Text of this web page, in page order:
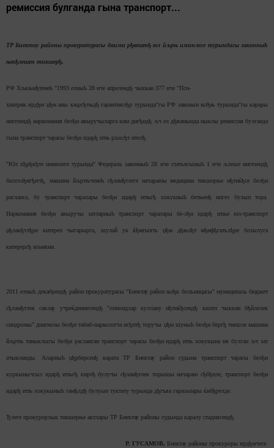
ремиссия булганда гына транспорт...
ТР Биектау районы прокуратурасы даими рђвештђ юл йљрњ иминлеге турындагы законныћ
њтђлешен тикшерђ.
РФ Хљкњмђтенећ "1993 елныћ 28 нче апрелендђ чыккан 377 нче "Пси-
хиатрик ярдђм џђм аны књрсђтњдђ гарантиялђр турында"гы РФ законын њтђњ турында"гы карары
нигезендђ наркомания белђн авыручыларга ким дигђндђ љч ел дђвамында ныклы ремиссия булганда
гына транспорт чарасы белђн идарђ итњ рљхсђт ителђ.
"Юл хђрђкђте иминлеге турында" Федераль законныћ 28 нче статьясыныћ 1 нче љлеше нигезендђ
билгелђнгђнчђ, машина йљртњченећ сђламђтлеге начараюы медицина тикшерње нђтиќђсе белђн
расланса, бу транспорт чаралары белђн идарђ итњгђ хокукныћ бетњенђ нигез булып тора.
Наркомания белђн авыручы затларныћ транспорт чаралары бе-лђн идарђ итње юл-транспорт
џђлакђтлђре китереп чыгарырга, шулай ук ќђмгыять џђм дђњлђт мђнфђгатьлђре бозылуга
китерергђ мљмкин.
2011 елныћ декабрендђ район прокуратурасы "Биектау район њзђк больницасы" муниципаль бюджет
сђламђтлек саклау учреќдениесендђ "опиоидлар куллану нђтиќђсендђ килеп чыккан бђйлелек
синдромы" диагнозы белђн табиб-наркологта исђптђ торучы џђм шуныћ белђн бергђ тиешле машина
йљртњ таныклыгы белђн расланган транспорт чарасы белђн идарђ итњ хокукына ия булган љч зат
ачыкланды. Аларныћ џђрберсенђ карата ТР Биектау район судына транспорт чарасы белђн
куркынычсыз идарђ итњгђ киртђ булучы сђламђтлек торышы начараю сђбђпле, транспорт белђн
идарђ итњ хокукыныћ гамђлдђ булуын туктату турында дђгъва гаризалары ќибђрелде.
Ђлеге прокурорлык тикшерње актлары ТР Биектау районы судында каралу стадиясендђ.
Р. ГУСАМОВ, Биектау районы прокуроры ярдђмчесе.